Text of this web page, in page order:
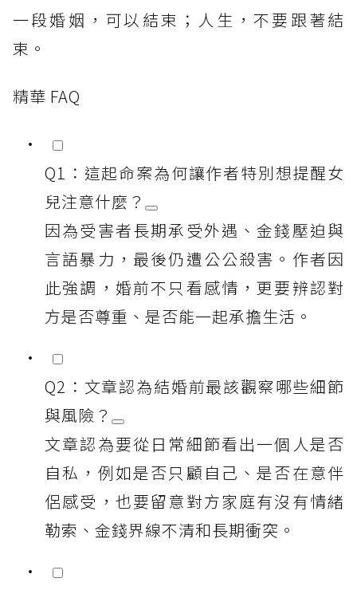
一段婚姻，可以結束；人生，不要跟著結
束。
精華 FAQ
Q1：這起命案為何讓作者特別想提醒女
兒注意什麼？
因為受害者長期承受外遇、金錢壓迫與
言語暴力，最後仍遭公公殺害。作者因
此強調，婚前不只看感情，更要辨認對
方是否尊重、是否能一起承擔生活。
Q2：文章認為結婚前最該觀察哪些細節
與風險？
文章認為要從日常細節看出一個人是否
自私，例如是否只顧自己、是否在意伴
侶感受，也要留意對方家庭有沒有情緒
勒索、金錢界線不清和長期衝突。